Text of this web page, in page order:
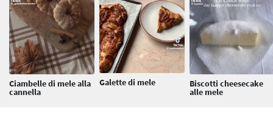
Ciambelle di mele alla
cannella
Galette di mele Biscotti cheesecake
alle mele